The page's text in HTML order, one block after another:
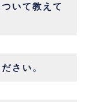
いて教えて
さい。